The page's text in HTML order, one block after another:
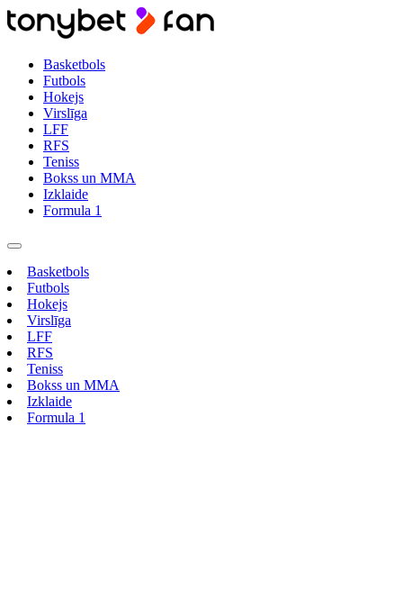
Basketbols
Futbols
Hokejs
Virslīga
LFF
RFS
Teniss
Bokss un MMA
Izklaide
Formula 1
Basketbols
Futbols
Hokejs
Virslīga
LFF
RFS
Teniss
Bokss un MMA
Izklaide
Formula 1